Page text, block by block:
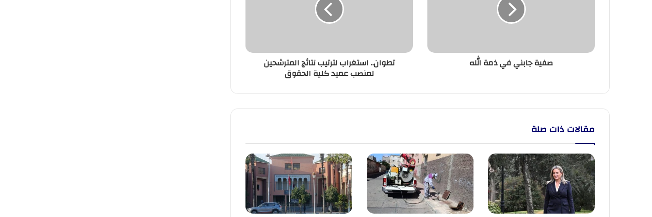
صفية جابني في ذمة الله
الحقوق
تطوان.. استغراب لترتيب نتائج المترشحين
لمنصب عميد كلية الحقوق
مقالات ذات صلة